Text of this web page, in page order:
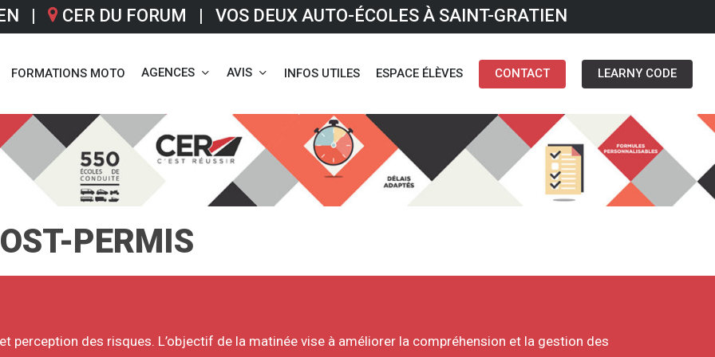
| CER DU FORUM | VOS DEUX AUTO-ÉCOLES À SAINT-GRATIEN
FORMATIONS MOTO AGENCES AVIS INFOS UTILES ESPACE ÉLÈVES CONTACT LEARNY CODE
PERMIS
perception des risques. L’objectif de la matinée vise à améliorer la compréhension et la gestion des